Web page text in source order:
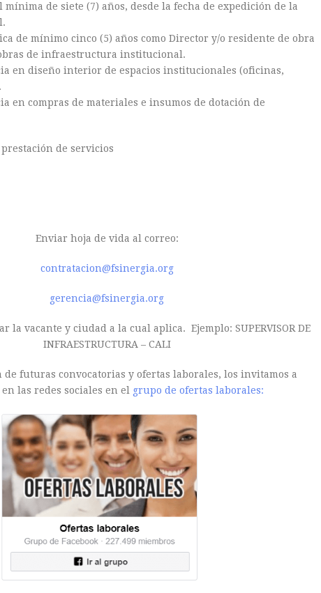
mínima de siete (7) años, desde la fecha de expedición de la
de mínimo cinco (5) años como Director y/o residente de obra
de infraestructura institucional.
en diseño interior de espacios institucionales (oficinas,
en compras de materiales e insumos de dotación de
de servicios
Enviar hoja de vida al correo:
contratacion@fsinergia.org
gerencia@fsinergia.org
la vacante y ciudad a la cual aplica. Ejemplo: SUPERVISOR DE
INFRAESTRUCTURA – CALI
futuras convocatorias y ofertas laborales, los invitamos a
las redes sociales en el grupo de ofertas laborales: